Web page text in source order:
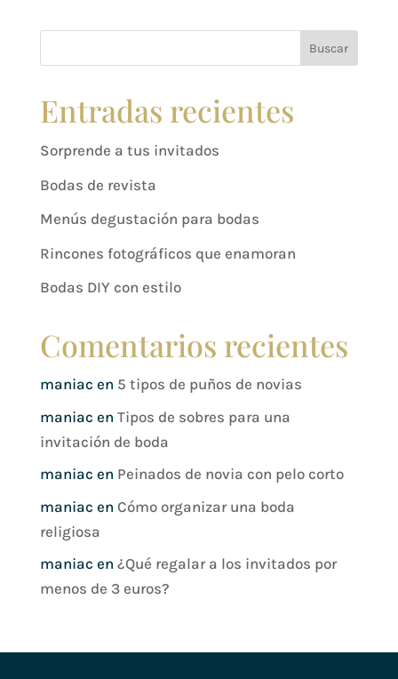
Buscar
Entradas recientes
Sorprende a tus invitados
Bodas de revista
Menús degustación para bodas
Rincones fotográficos que enamoran
Bodas DIY con estilo
Comentarios recientes
maniac en 5 tipos de puños de novias
maniac en Tipos de sobres para una
invitación de boda
maniac en Peinados de novia con pelo corto
maniac en Cómo organizar una boda
religiosa
maniac en ¿Qué regalar a los invitados por
menos de 3 euros?